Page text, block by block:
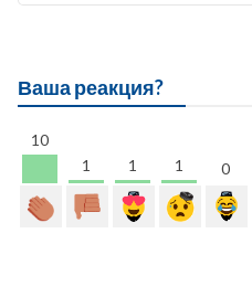
Ваша реакция?
10
1
1 1 0